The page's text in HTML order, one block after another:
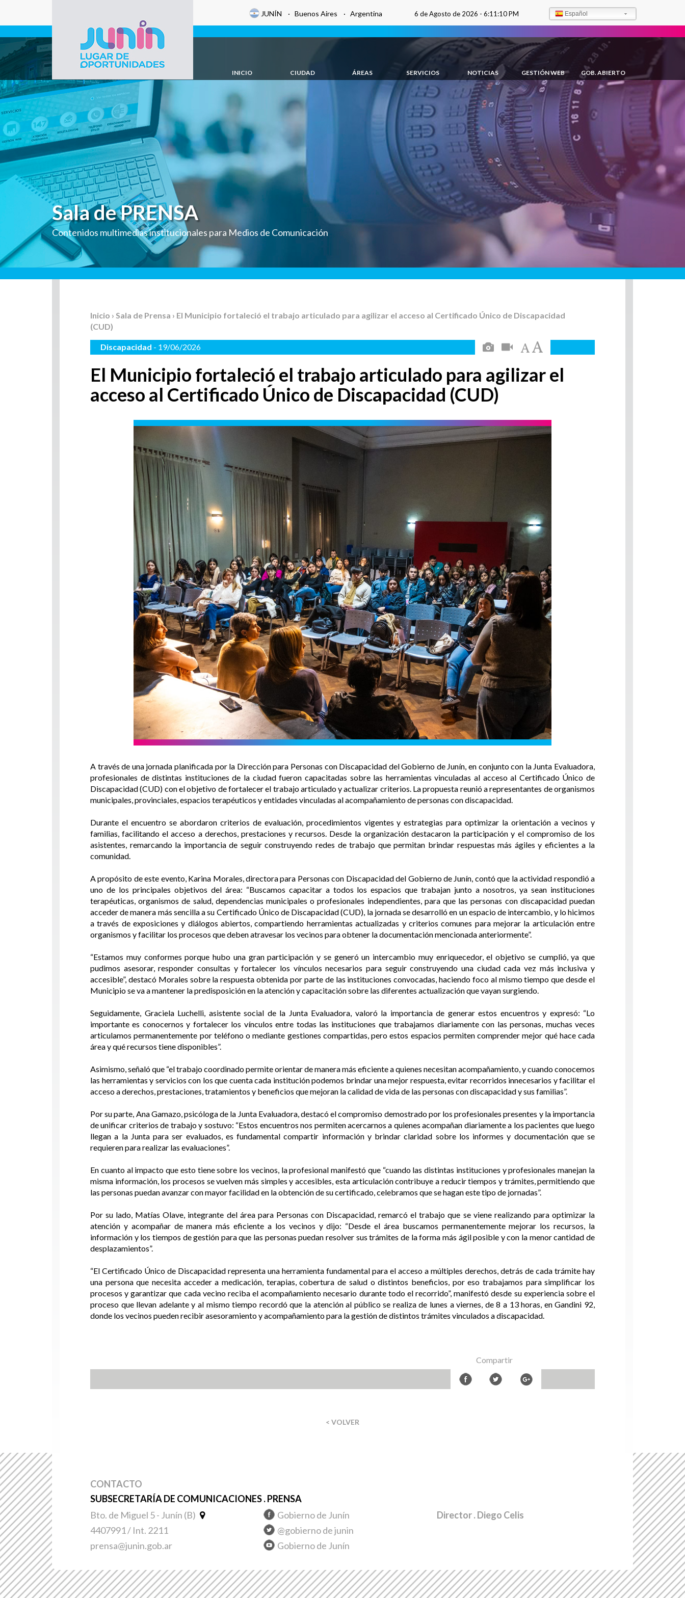
Gobierno de
Junín
JUNÍN · Buenos Aires · Argentina 6 de Agosto de 2026 -6:11:11 PM Español
INICIO CIUDAD ÁREAS SERVICIOS NOTICIAS GESTIÓN WEB GOB. ABIERTO
Sala de PRENSA
Contenidos multimedias institucionales para Medios de Comunicación
Inicio › Sala de Prensa › El Municipio fortaleció el trabajo articulado para agilizar el acceso al Certificado Único de Discapacidad
(CUD)
Discapacidad - 19/06/2026
El Municipio fortaleció el trabajo articulado para agilizar el
acceso al Certificado Único de Discapacidad (CUD)
A través de una jornada planificada por la Dirección para Personas con Discapacidad del Gobierno de Junín, en conjunto con la Junta Evaluadora,
profesionales de distintas instituciones de la ciudad fueron capacitadas sobre las herramientas vinculadas al acceso al Certificado Único de
Discapacidad (CUD) con el objetivo de fortalecer el trabajo articulado y actualizar criterios. La propuesta reunió a representantes de organismos
municipales, provinciales, espacios terapéuticos y entidades vinculadas al acompañamiento de personas con discapacidad.
Durante el encuentro se abordaron criterios de evaluación, procedimientos vigentes y estrategias para optimizar la orientación a vecinos y
familias, facilitando el acceso a derechos, prestaciones y recursos. Desde la organización destacaron la participación y el compromiso de los
asistentes, remarcando la importancia de seguir construyendo redes de trabajo que permitan brindar respuestas más ágiles y eficientes a la
comunidad.
A propósito de este evento, Karina Morales, directora para Personas con Discapacidad del Gobierno de Junín, contó que la actividad respondió a
uno de los principales objetivos del área: “Buscamos capacitar a todos los espacios que trabajan junto a nosotros, ya sean instituciones
terapéuticas, organismos de salud, dependencias municipales o profesionales independientes, para que las personas con discapacidad puedan
acceder de manera más sencilla a su Certificado Único de Discapacidad (CUD), la jornada se desarrolló en un espacio de intercambio, y lo hicimos
a través de exposiciones y diálogos abiertos, compartiendo herramientas actualizadas y criterios comunes para mejorar la articulación entre
organismos y facilitar los procesos que deben atravesar los vecinos para obtener la documentación mencionada anteriormente”.
“Estamos muy conformes porque hubo una gran participación y se generó un intercambio muy enriquecedor, el objetivo se cumplió, ya que
pudimos asesorar, responder consultas y fortalecer los vínculos necesarios para seguir construyendo una ciudad cada vez más inclusiva y
accesible”, destacó Morales sobre la respuesta obtenida por parte de las instituciones convocadas, haciendo foco al mismo tiempo que desde el
Municipio se va a mantener la predisposición en la atención y capacitación sobre las diferentes actualización que vayan surgiendo.
Seguidamente, Graciela Luchelli, asistente social de la Junta Evaluadora, valoró la importancia de generar estos encuentros y expresó: “Lo
importante es conocernos y fortalecer los vínculos entre todas las instituciones que trabajamos diariamente con las personas, muchas veces
articulamos permanentemente por teléfono o mediante gestiones compartidas, pero estos espacios permiten comprender mejor qué hace cada
área y qué recursos tiene disponibles”.
Asimismo, señaló que “el trabajo coordinado permite orientar de manera más eficiente a quienes necesitan acompañamiento, y cuando conocemos
las herramientas y servicios con los que cuenta cada institución podemos brindar una mejor respuesta, evitar recorridos innecesarios y facilitar el
acceso a derechos, prestaciones, tratamientos y beneficios que mejoran la calidad de vida de las personas con discapacidad y sus familias”.
Por su parte, Ana Gamazo, psicóloga de la Junta Evaluadora, destacó el compromiso demostrado por los profesionales presentes y la importancia
de unificar criterios de trabajo y sostuvo: “Estos encuentros nos permiten acercarnos a quienes acompañan diariamente a los pacientes que luego
llegan a la Junta para ser evaluados, es fundamental compartir información y brindar claridad sobre los informes y documentación que se
requieren para realizar las evaluaciones”.
En cuanto al impacto que esto tiene sobre los vecinos, la profesional manifestó que “cuando las distintas instituciones y profesionales manejan la
misma información, los procesos se vuelven más simples y accesibles, esta articulación contribuye a reducir tiempos y trámites, permitiendo que
las personas puedan avanzar con mayor facilidad en la obtención de su certificado, celebramos que se hagan este tipo de jornadas”.
Por su lado, Matías Olave, integrante del área para Personas con Discapacidad, remarcó el trabajo que se viene realizando para optimizar la
atención y acompañar de manera más eficiente a los vecinos y dijo: “Desde el área buscamos permanentemente mejorar los recursos, la
información y los tiempos de gestión para que las personas puedan resolver sus trámites de la forma más ágil posible y con la menor cantidad de
desplazamientos”.
“El Certificado Único de Discapacidad representa una herramienta fundamental para el acceso a múltiples derechos, detrás de cada trámite hay
una persona que necesita acceder a medicación, terapias, cobertura de salud o distintos beneficios, por eso trabajamos para simplificar los
procesos y garantizar que cada vecino reciba el acompañamiento necesario durante todo el recorrido”, manifestó desde su experiencia sobre el
proceso que llevan adelante y al mismo tiempo recordó que la atención al público se realiza de lunes a viernes, de 8 a 13 horas, en Gandini 92,
donde los vecinos pueden recibir asesoramiento y acompañamiento para la gestión de distintos trámites vinculados a discapacidad.
Compartir
< VOLVER
CONTACTO
SUBSECRETARÍA DE COMUNICACIONES . PRENSA
Bto. de Miguel 5 - Junín (B)
4407991 / Int. 2211
prensa@junin.gob.ar
Gobierno de Junín
@gobierno de junin
Gobierno de Junín
Director. Diego Celis